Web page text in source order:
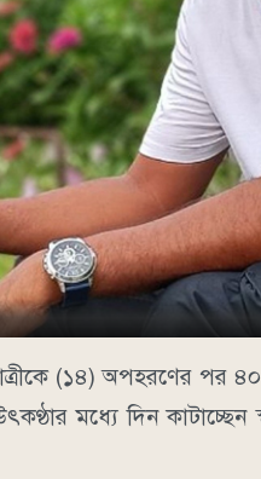
(১৪) অপহরণের
মধ্যে দিন